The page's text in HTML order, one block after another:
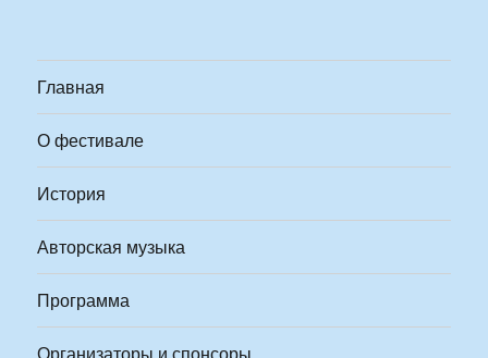
Главная
О фестивале
История
Авторская музыка
Программа